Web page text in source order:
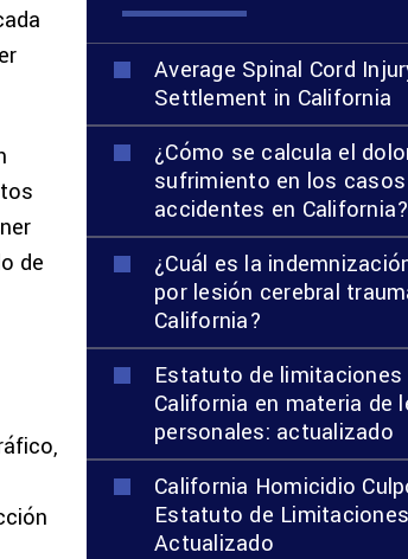
de
Average Spinal Cord
Settlement in California
¿Cómo se calcula el
sufrimiento en los
accidentes en California?
¿Cuál es la
por lesión cerebral
California?
Estatuto de limitaciones
California en materia de
personales: actualizado
California Homicidio
Estatuto de
Actualizado